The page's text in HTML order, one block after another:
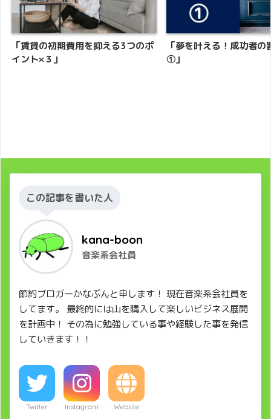
「賃貸の初期費用を抑える3つのポ
イント×３」
「夢を叶える！成功者の
①」
この記事を書いた人
kana-boon
音楽系会社員
節約ブロガーかなぶんと申します！ 現在音楽系会社員を
してます。 最終的には山を購入して楽しいビジネス展開
を計画中！ その為に勉強している事や経験した事を発信
していきます！！
Twitter Instagram Website